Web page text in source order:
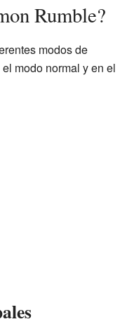
Rumble?
modos de
modo normal y en el